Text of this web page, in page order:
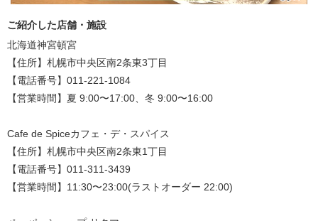
ご紹介した店舗・施設
北海道神宮頓宮
【住所】札幌市中央区南2条東3丁目
【電話番号】011-221-1084
【営業時間】夏 9:00〜17:00、冬 9:00〜16:00
Cafe de Spiceカフェ・デ・スパイス
【住所】札幌市中央区南2条東1丁目
【電話番号】011-311-3439
【営業時間】11:30〜23:00(ラストオーダー 22:00)